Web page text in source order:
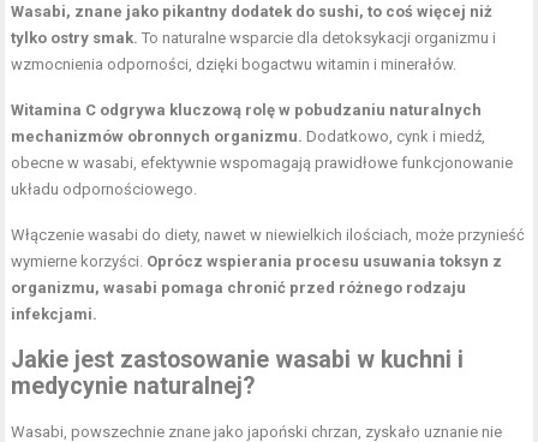
Wasabi, znane jako pikantny dodatek do sushi, to coś więcej niż
tylko ostry smak. To naturalne wsparcie dla detoksykacji organizmu i
wzmocnienia odporności, dzięki bogactwu witamin i minerałów.
Witamina C odgrywa kluczową rolę w pobudzaniu naturalnych
mechanizmów obronnych organizmu. Dodatkowo, cynk i miedź,
obecne w wasabi, efektywnie wspomagają prawidłowe funkcjonowanie
układu odpornościowego.
Włączenie wasabi do diety, nawet w niewielkich ilościach, może przynieść
wymierne korzyści. Oprócz wspierania procesu usuwania toksyn z
organizmu, wasabi pomaga chronić przed różnego rodzaju
infekcjami.
Jakie jest zastosowanie wasabi w kuchni i
medycynie naturalnej?
Wasabi, powszechnie znane jako japoński chrzan, zyskało uznanie nie